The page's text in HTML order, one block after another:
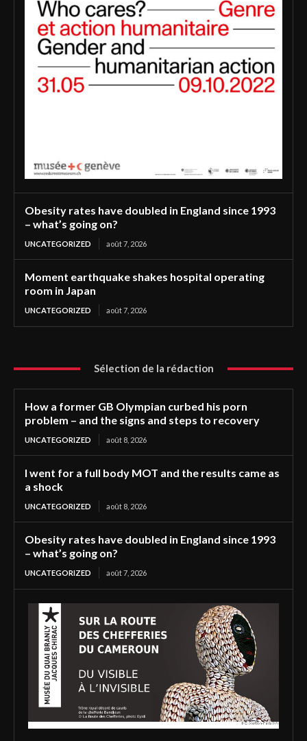
Obesity rates have doubled in England since 1993
– what’s going on?
UNCATEGORIZED août 7, 2026
Moment earthquake shakes hospital operating
room in Japan
UNCATEGORIZED août 7, 2026
Sélection de la rédaction
How a former GB Olympian curbed his porn
problem – and the signs and steps to recovery
UNCATEGORIZED août 8, 2026
I went for a full body MOT and the results came as
a shock
UNCATEGORIZED août 8, 2026
Obesity rates have doubled in England since 1993
– what’s going on?
UNCATEGORIZED août 7, 2026